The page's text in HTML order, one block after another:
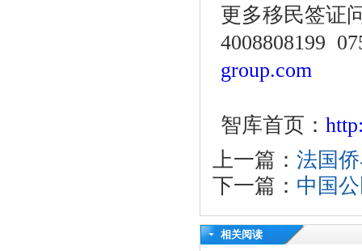
更多移民签证
4008808199
group.com
智库首页：
上一篇： 法国
下一篇： 中国
相关阅读